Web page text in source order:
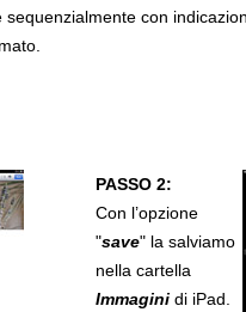
con
PASSO 2:
Con l’opzione
"save" la salviamo
nella cartella
Immagini di iPad.